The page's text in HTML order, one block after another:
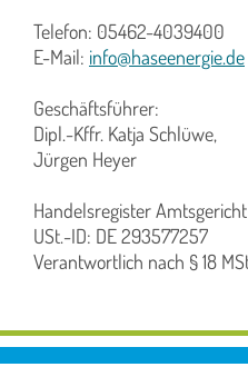
Telefon: 05462-4039400
E-Mail: info@haseenergie.de
Geschäftsführer:
Dipl.-Kffr. Katja Schlüwe,
Jürgen Heyer
Handelsregister
USt.-ID: DE 293577257
Verantwortlich nach § 18